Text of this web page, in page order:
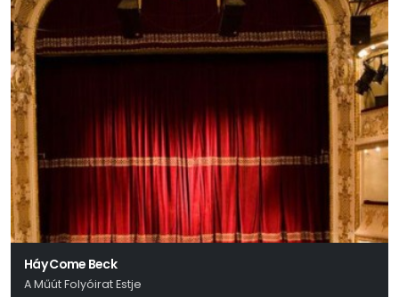
Háy Come Beck
A Műút Folyóirat Estje